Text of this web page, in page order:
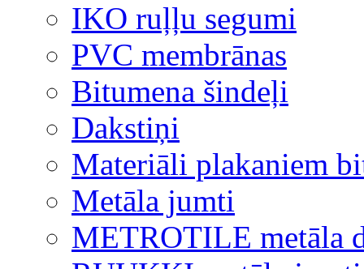
IKO ruļļu segumi
PVC membrānas
Bitumena šindeļi
Dakstiņi
Materiāli plakaniem
Metāla jumti
METROTILE metāla